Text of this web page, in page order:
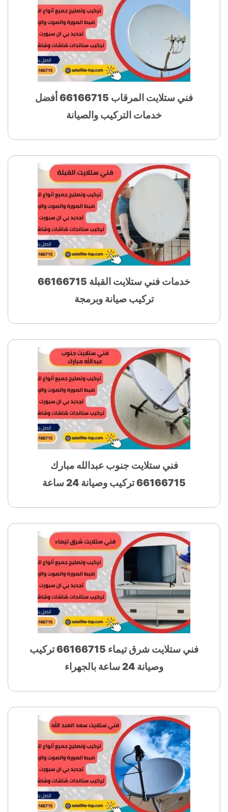
فني ستلايت المرقاب 66166715 أفضل
خدمات التركيب والصيانة
خدمات فني ستلايت القبلة 66166715
تركيب صيانة وبرمجة
فني ستلايت جنوب عبدالله مبارك
66166715 تركيب وصيانة 24 ساعة
فني ستلايت شرق تيماء 66166715 تركيب
وصيانة 24 ساعة بالجهراء